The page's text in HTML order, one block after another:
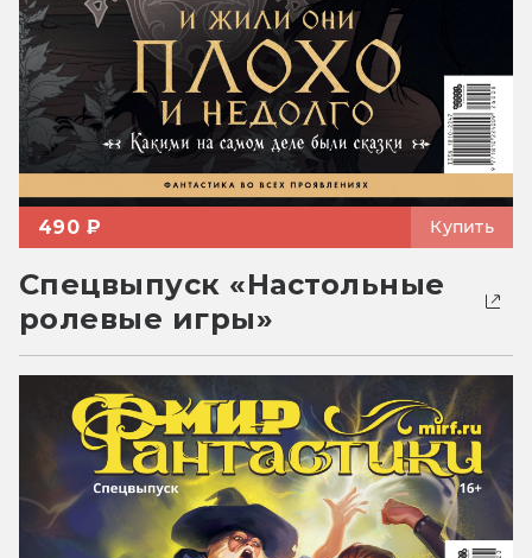
490 ₽ Купить
Спецвыпуск «Настольные
ролевые игры»